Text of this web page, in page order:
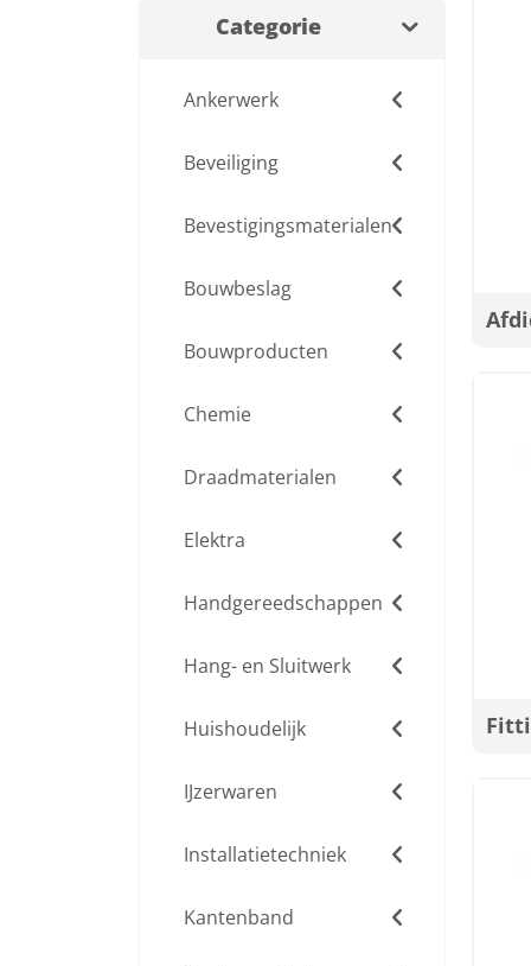
Categorie
Ankerwerk
Beveiliging
Bevestigingsmaterialen
Bouwbeslag
Bouwproducten
Chemie
Draadmaterialen
Elektra
Handgereedschappen
Hang- en Sluitwerk
Huishoudelijk
IJzerwaren
Installatietechniek
Kantenband